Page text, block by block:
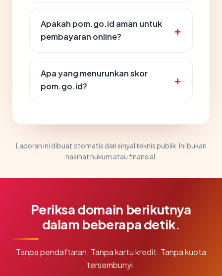
Apakah pom.go.id aman untuk
pembayaran online?
Apa yang menurunkan skor
pom.go.id?
Laporan ini dibuat otomatis dari sinyal teknis publik. Ini bukan
nasihat hukum atau finansial.
Periksa domain berikutnya
dalam beberapa detik.
Tanpa pendaftaran. Tanpa kartu kredit. Tanpa kuota
tersembunyi.